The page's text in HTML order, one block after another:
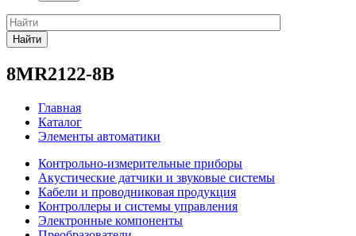
Найти
8MR2122-8B
Главная
Каталог
Элементы автоматики
Контрольно-измерительные приборы
Акустические датчики и звуковые системы
Кабели и проводниковая продукция
Контроллеры и системы управления
Электронные компоненты